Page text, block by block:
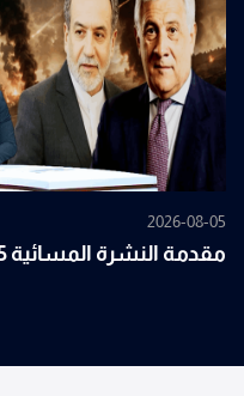
2026-08-05
مقدمة النشرة المسائية 05-08-2026